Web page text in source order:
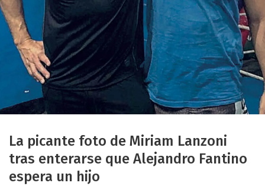
La picante foto de Miriam Lanzoni
tras enterarse que Alejandro Fantino
espera un hijo